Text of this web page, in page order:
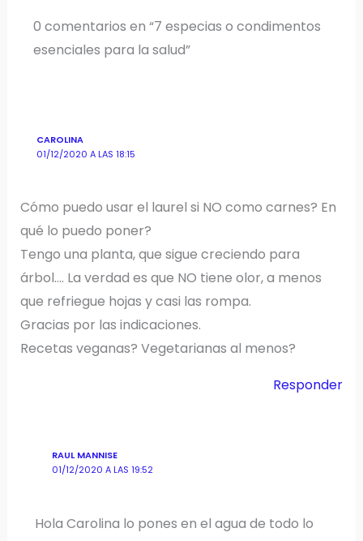
0 comentarios en “7 especias o condimentos
esenciales para la salud”
CAROLINA
01/12/2020 A LAS 18:15
Cómo puedo usar el laurel si NO como carnes? En
qué lo puedo poner?
Tengo una planta, que sigue creciendo para
árbol…. La verdad es que NO tiene olor, a menos
que refriegue hojas y casi las rompa.
Gracias por las indicaciones.
Recetas veganas? Vegetarianas al menos?
Responder
RAUL MANNISE
01/12/2020 A LAS 19:52
Hola Carolina lo pones en el agua de todo lo